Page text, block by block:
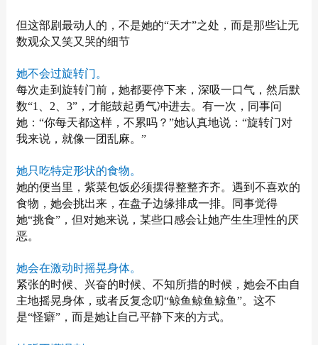
但这部剧最动人的，不是她的“天才”之处，而是那些让无
数观众又笑又哭的细节
她不会过旋转门。
每次走到旋转门前，她都要停下来，深吸一口气，然后默
数“1、2、3”，才能鼓起勇气冲进去。有一次，同事问
她：“你每天都这样，不累吗？”她认真地说：“旋转门对
我来说，就像一团乱麻。”
她只吃特定形状的食物。
她的便当里，紫菜包饭必须摆得整整齐齐。遇到不喜欢的
食物，她会挑出来，在盘子边缘排成一排。同事觉得
她“挑食”，但对她来说，某些口感会让她产生生理性的厌
恶。
她会在激动时摇晃身体。
紧张的时候、兴奋的时候、不知所措的时候，她会不由自
主地摇晃身体，或者反复念叨“鲸鱼鲸鱼鲸鱼”。这不
是“怪癖”，而是她让自己平静下来的方式。